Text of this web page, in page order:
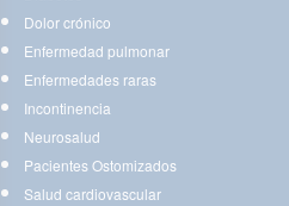
Dolor crónico
Enfermedad pulmonar
Enfermedades raras
Incontinencia
Neurosalud
Pacientes Ostomizados
Salud cardiovascular